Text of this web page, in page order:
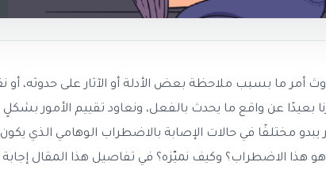
أمر ما بسبب ملاحظة بعض الأدلة أو الآثار على حدوثه، أو
بعيدًا عن واقع ما يحدث بالفعل، ونعاود تقييم الأمور
مختلفًا في حالات الإصابة بالاضطراب الوهامي الذي
هو هذا الاضطراب؟ وكيف نميّزه؟ في تفاصيل هذا المقال